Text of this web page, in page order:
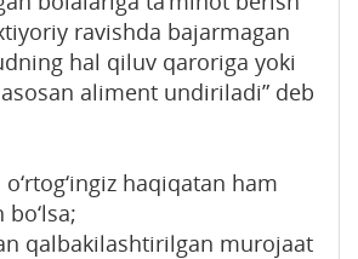
ravishda bajarmagan
hal qiluv qaroriga yoki
aliment undiriladi” deb
haqiqatan ham
qalbakilashtirilgan murojaat